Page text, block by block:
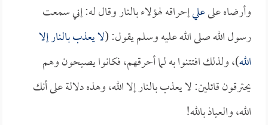
وأرضاه علىعليإحراقه لهؤلاء بالنار وقال له: إني سمعت
رسول الله صلى الله عليه وسلم يقول: (لا يعذب بالنار إلا
الله)، ولذلك افتتنوا به لما أحرقهم، فكانوا يصيحون وهم
يحترقون قائلين: لا يعذب بالنار إلا الله، وهذه دلالة على أنك
الله، والعياذ بالله!